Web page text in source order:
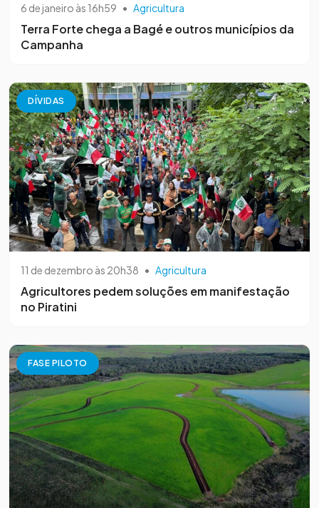
6 de janeiro às 16h59 • Agricultura
Terra Forte chega a Bagé e outros municípios da
Campanha
DÍVIDAS
11 de dezembro às 20h38 • Agricultura
Agricultores pedem soluções em manifestação
no Piratini
FASE PILOTO